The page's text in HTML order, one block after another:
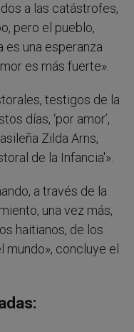
a las catástrofes,
pero el pueblo,
es una esperanza
es más fuerte».
testigos de la
días, ‘por amor’,
Zilda Arns,
de la Infancia'».
a través de la
una vez más,
haitianos, de los
concluye el